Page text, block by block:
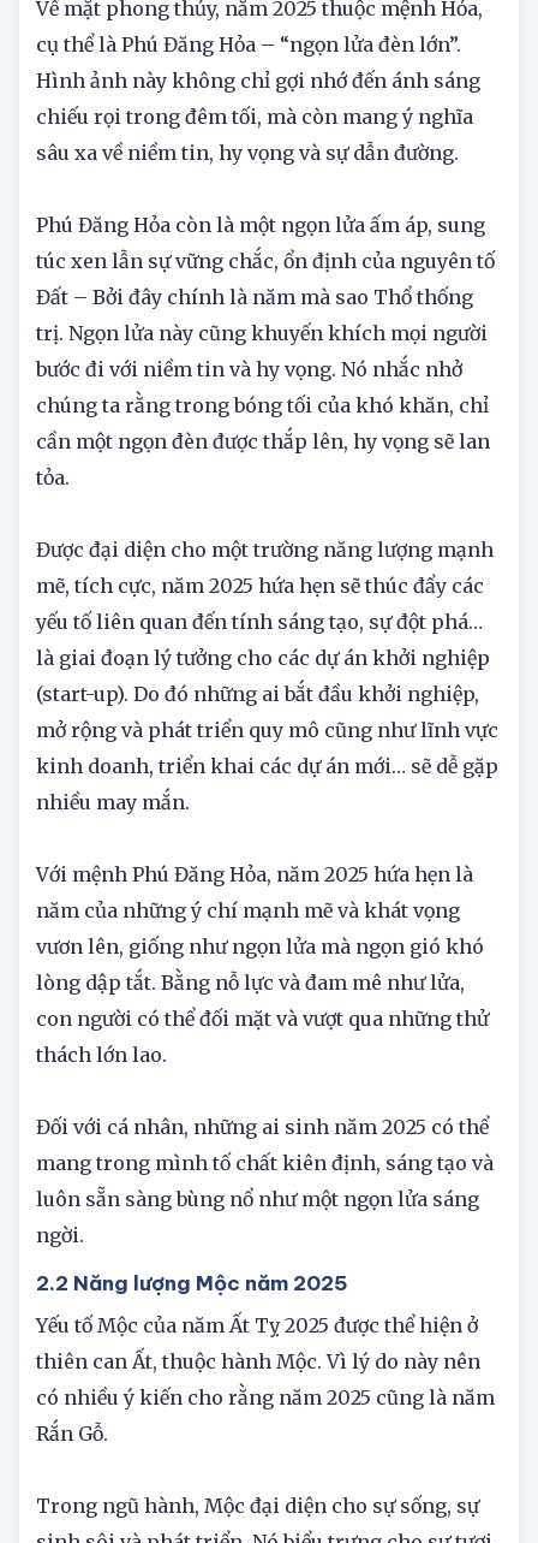
2.1 Năng lượng hành Hỏa năm 2025
Về mặt phong thủy, năm 2025 thuộc mệnh Hỏa,
cụ thể là Phú Đăng Hỏa – “ngọn lửa đèn lớn”.
Hình ảnh này không chỉ gợi nhớ đến ánh sáng
chiếu rọi trong đêm tối, mà còn mang ý nghĩa
Phú Đăng Hỏa còn là một ngọn lửa ấm áp, sung
túc xen lẫn sự vững chắc, ổn định của nguyên tố
Đất – Bởi đây chính là năm mà sao Thổ thống
trị. Ngọn lửa này cũng khuyến khích mọi người
bước đi với niềm tin và hy vọng. Nó nhắc nhở
chúng ta rằng trong bóng tối của khó khăn, chỉ
cần một ngọn đèn được thắp lên, hy vọng sẽ lan
Được đại diện cho một trường năng lượng mạnh
mẽ, tích cực, năm 2025 hứa hẹn sẽ thúc đẩy các
yếu tố liên quan đến tính sáng tạo, sự đột phá…
là giai đoạn lý tưởng cho các dự án khởi nghiệp
(start-up). Do đó những ai bắt đầu khởi nghiệp,
mở rộng và phát triển quy mô cũng như lĩnh vực
kinh doanh, triển khai các dự án mới… sẽ dễ gặp
Với mệnh Phú Đăng Hỏa, năm 2025 hứa hẹn là
năm của những ý chí mạnh mẽ và khát vọng
vươn lên, giống như ngọn lửa mà ngọn gió khó
lòng dập tắt. Bằng nỗ lực và đam mê như lửa,
con người có thể đối mặt và vượt qua những thử
Đối với cá nhân, những ai sinh năm 2025 có thể
mang trong mình tố chất kiên định, sáng tạo và
luôn sẵn sàng bùng nổ như một ngọn lửa sáng
ngời.
2.2 Năng lượng Mộc năm 2025
Yếu tố Mộc của năm Ất Tỵ 2025 được thể hiện ở
thiên can Ất, thuộc hành Mộc. Vì lý do này nên
có nhiều ý kiến cho rằng năm 2025 cũng là năm